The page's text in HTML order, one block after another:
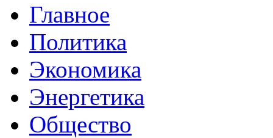
Главное
Политика
Экономика
Энергетика
Общество